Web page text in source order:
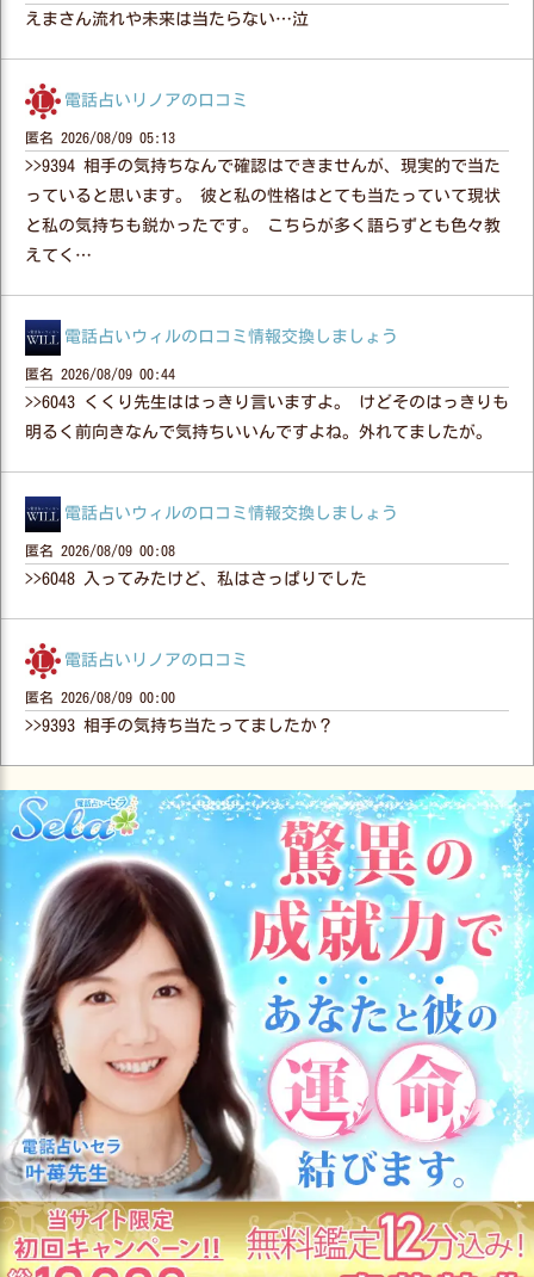
えまさん流れや未来は当たらない…泣
電話占いリノアの口コミ
匿名 2026/08/09 05:13
>>9394 相手の気持ちなんで確認はできませんが、現実的で当た
っていると思います。 彼と私の性格はとても当たっていて現状
と私の気持ちも鋭かったです。 こちらが多く語らずとも色々教
えてく…
電話占いウィルの口コミ情報交換しましょう
匿名 2026/08/09 00:44
>>6043 くくり先生ははっきり言いますよ。 けどそのはっきりも
明るく前向きなんで気持ちいいんですよね。外れてましたが。
電話占いウィルの口コミ情報交換しましょう
匿名 2026/08/09 00:08
>>6048 入ってみたけど、私はさっぱりでした
電話占いリノアの口コミ
匿名 2026/08/09 00:00
>>9393 相手の気持ち当たってましたか？